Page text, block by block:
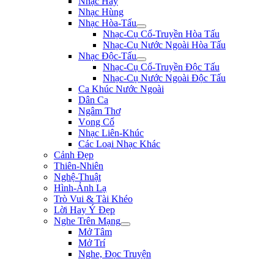
Nhạc Hùng
Nhạc Hòa-Tấu
Nhạc-Cụ Cổ-Truyền Hòa Tấu
Nhạc-Cụ Nước Ngoài Hòa Tấu
Nhạc Độc-Tấu
Nhạc-Cụ Cổ-Truyền Độc Tấu
Nhạc-Cụ Nước Ngoài Độc Tấu
Ca Khúc Nước Ngoài
Dân Ca
Ngâm Thơ
Vọng Cổ
Nhạc Liên-Khúc
Các Loại Nhạc Khác
Cảnh Đẹp
Thiên-Nhiên
Nghệ-Thuật
Hình-Ảnh Lạ
Trò Vui & Tài Khéo
Lời Hay Ý Đẹp
Nghe Trên Mạng
Mở Tâm
Mở Trí
Nghe, Đọc Truyện